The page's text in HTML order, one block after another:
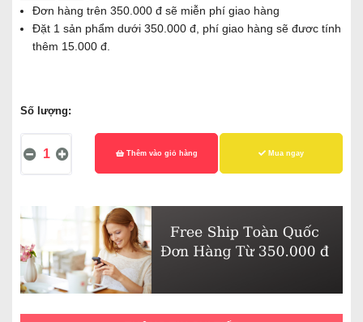
Đơn hàng trên 350.000 đ sẽ miễn phí giao hàng
Đặt 1 sản phẩm dưới 350.000 đ, phí giao hàng sẽ đươc tính
thêm 15.000 đ.
Số lượng:
Thêm vào giỏ hàng Mua ngay